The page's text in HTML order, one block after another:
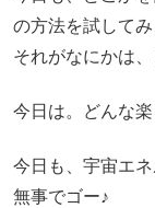
の方法を試してみ
それがなにかは
今日は。どんな
今日も、宇宙エ
無事でゴー♪